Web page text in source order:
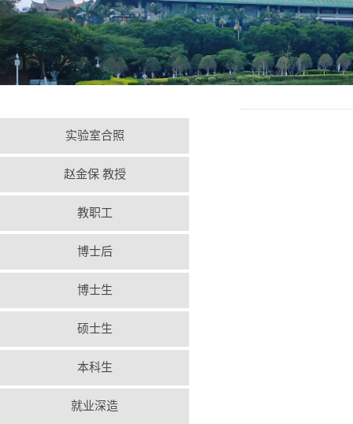
实验室合照
赵金保 教授
教职工
博士后
博士生
硕士生
本科生
就业深造